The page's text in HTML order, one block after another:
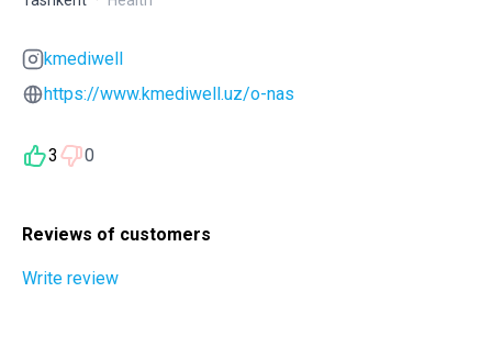
kmediwell
https://www.kmediwell.uz/o-nas
3 0
Reviews of customers
Write review